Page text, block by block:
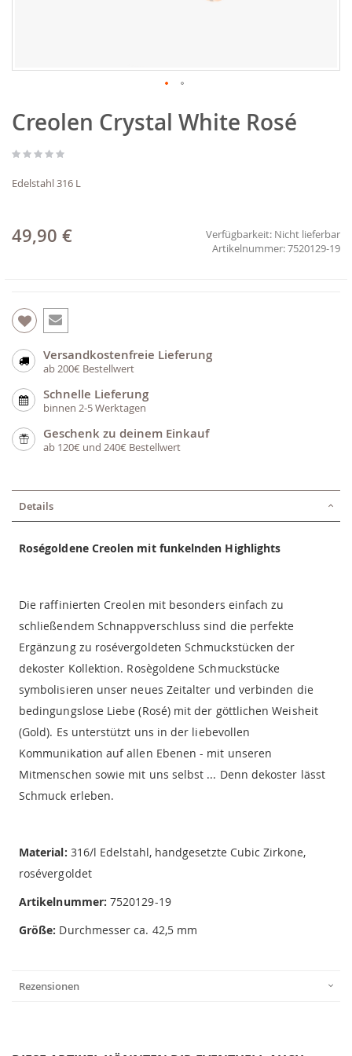
Anfang
der
springen
Creolen Crystal White Rosé
Edelstahl 316 L
49,90 € Verfügbarkeit: Nicht lieferbar
7520129-19
Versandkostenfreie Lieferung
ab 200€ Bestellwert
Schnelle Lieferung
binnen 2-5 Werktagen
Geschenk zu deinem Einkauf
ab 120€ und 240€ Bestellwert
Details
Roségoldene Creolen mit funkelnden Highlights
Die raffinierten Creolen mit besonders einfach zu
schließendem Schnappverschluss sind die perfekte
Ergänzung zu rosévergoldeten Schmuckstücken der
dekoster Kollektion. Rosègoldene Schmuckstücke
symbolisieren unser neues Zeitalter und verbinden die
bedingungslose Liebe (Rosé) mit der göttlichen Weisheit
(Gold). Es unterstützt uns in der liebevollen
Kommunikation auf allen Ebenen - mit unseren
Mitmenschen sowie mit uns selbst ... Denn dekoster lässt
Schmuck erleben.
Material: 316/l Edelstahl, handgesetzte Cubic Zirkone,
rosévergoldet
Artikelnummer: 7520129-19
Größe: Durchmesser ca. 42,5 mm
Rezensionen